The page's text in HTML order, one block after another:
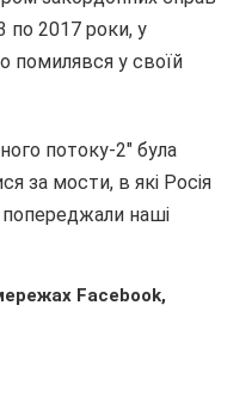
по 2017 роки, у
помилявся у своїй
потоку-2" була
за мости, в які Росія
попереджали наші
Facebook,